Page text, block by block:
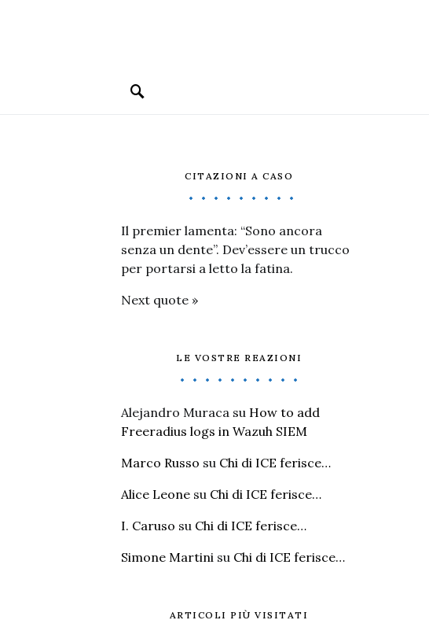
CITAZIONI A CASO
Il premier lamenta: “Sono ancora
senza un dente”. Dev’essere un trucco
per portarsi a letto la fatina.
Next quote »
LE VOSTRE REAZIONI
Alejandro Muraca su How to add
Freeradius logs in Wazuh SIEM
Marco Russo su Chi di ICE ferisce…
Alice Leone su Chi di ICE ferisce…
I. Caruso su Chi di ICE ferisce…
Simone Martini su Chi di ICE ferisce…
ARTICOLI PIÙ VISITATI